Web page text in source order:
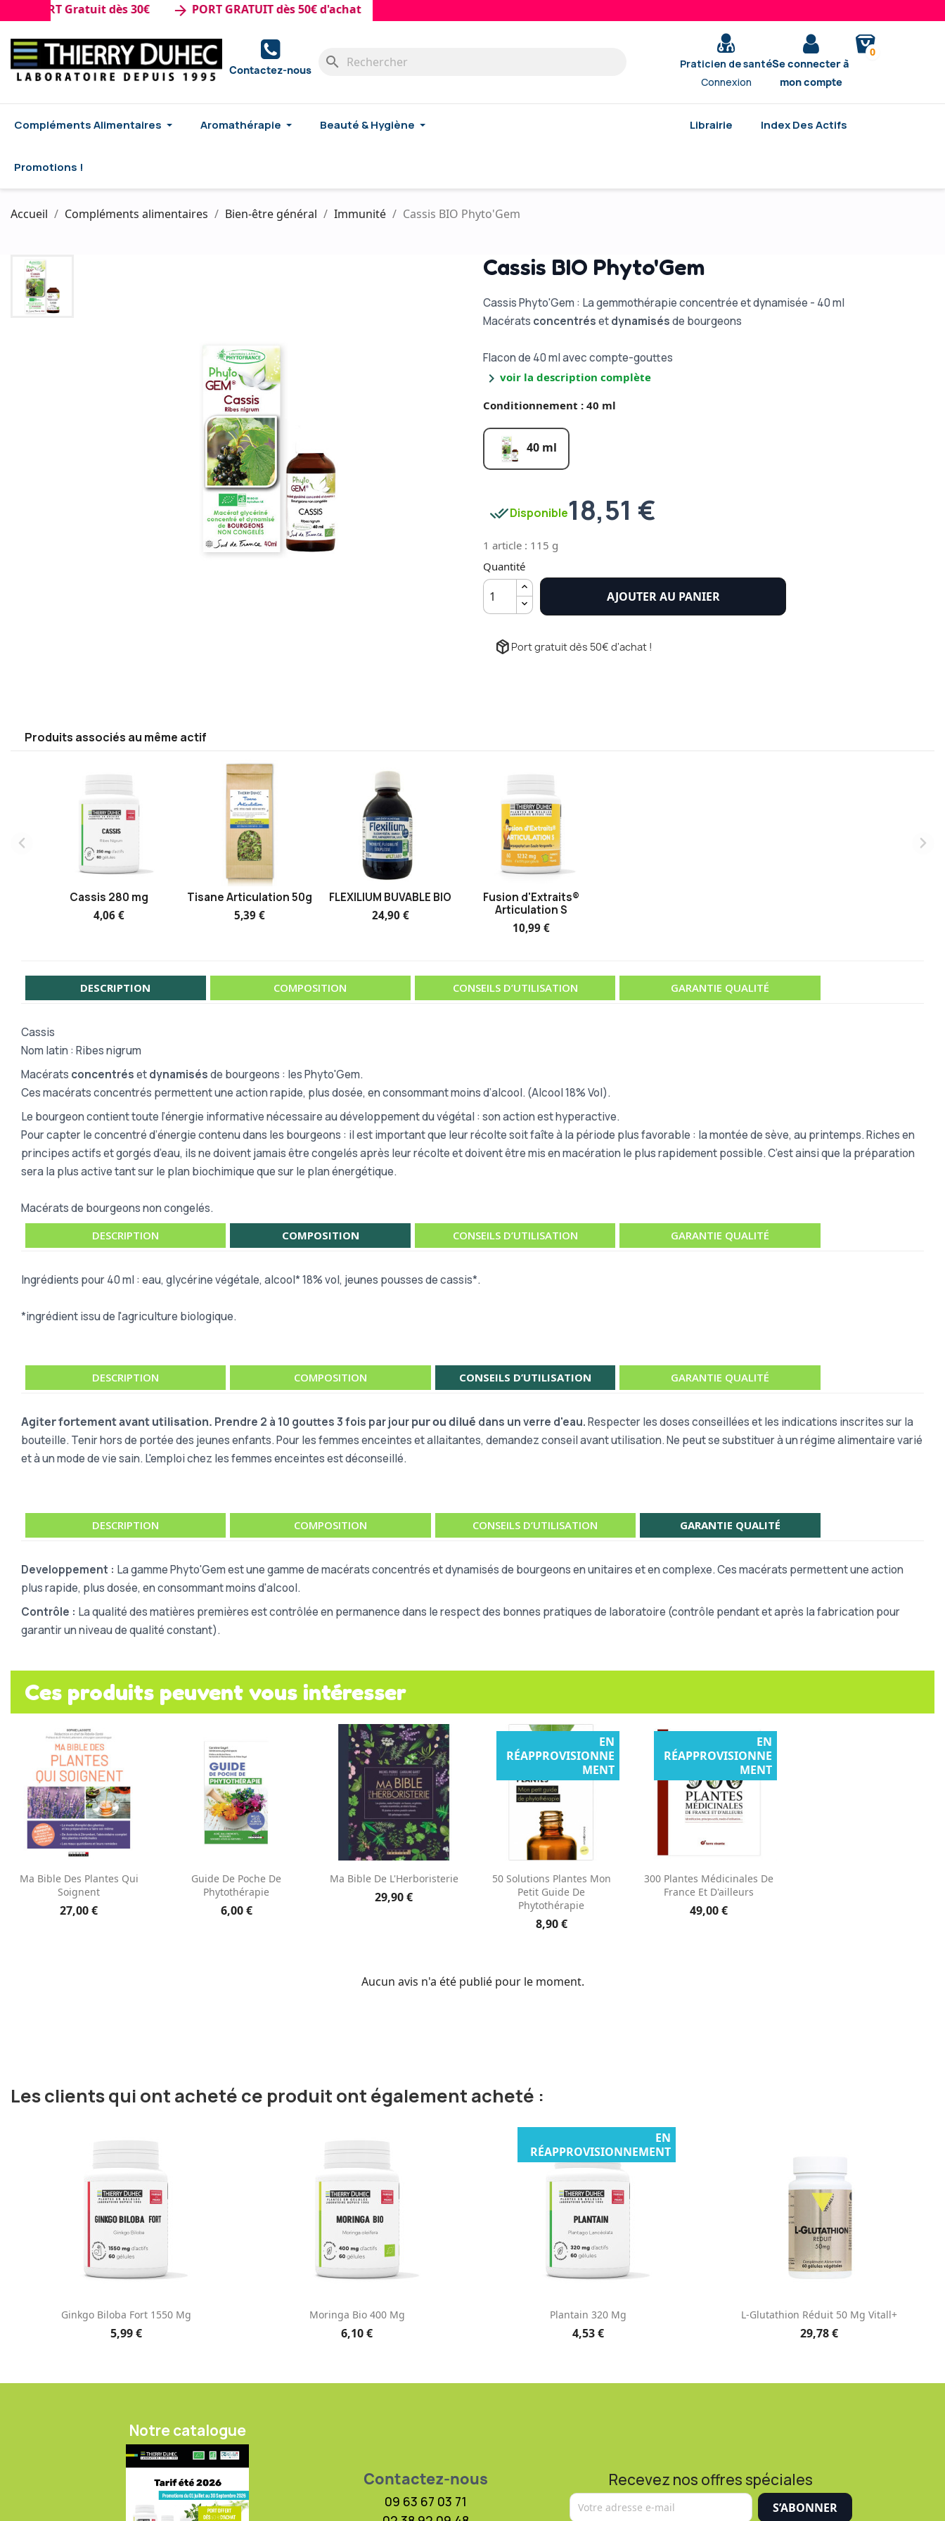
Gratuit dès 30€ arrow_forward PORT GRATUIT dès 50€ d'achat
Contactez-nous search
Praticien de santé
Connexion
Se connecter à
mon compte
0
Compléments Alimentaires Aromathérapie Beauté & Hygiène Librairie Index Des Actifs
Promotions !
Accueil Compléments alimentaires Bien-être général Immunité Cassis BIO Phyto'Gem
Cassis BIO Phyto'Gem
Cassis Phyto'Gem : La gemmothérapie concentrée et dynamisée - 40 ml
Macérats concentrésetdynamisésde bourgeons
Flacon de 40 ml avec compte-gouttes
chevron_right voir la description complète
Conditionnement : 40 ml
40 ml
done_allDisponible18,51 €
1 article : 115 g
Quantité
AJOUTER AU PANIER
package_2 Port gratuit dès 50€ d'achat !
Produits associés au même actif
Cassis 280 mg
4,06 €
Tisane Articulation 50g
5,39 €
FLEXILIUM BUVABLE BIO
24,90 €
Fusion d'Extraits®
Articulation S
10,99 €
DESCRIPTION COMPOSITION CONSEILS D’UTILISATION GARANTIE QUALITÉ
Cassis
Nom latin : Ribes nigrum
Macérats concentrésetdynamisésde bourgeons : les Phyto'Gem.
Ces macérats concentrés permettent une action rapide, plus dosée, en consommant moins d’alcool. (Alcool 18% Vol).
Le bourgeon contient toute l’énergie informative nécessaire au développement du végétal : son action est hyperactive.
Pour capter le concentré d’énergie contenu dans les bourgeons : il est important que leur récolte soit faîte à la période plus favorable : la montée de sève, au printemps. Riches en
principes actifs et gorgés d’eau, ils ne doivent jamais être congelés après leur récolte et doivent être mis en macération le plus rapidement possible. C’est ainsi que la préparation
sera la plus active tant sur le plan biochimique que sur le plan énergétique.
Macérats de bourgeons non congelés.
DESCRIPTION COMPOSITION CONSEILS D’UTILISATION GARANTIE QUALITÉ
Ingrédients pour 40 ml : eau, glycérine végétale, alcool* 18% vol, jeunes pousses de cassis*.
*ingrédient issu de l'agriculture biologique.
DESCRIPTION COMPOSITION CONSEILS D’UTILISATION GARANTIE QUALITÉ
Agiter fortement avant utilisation. Prendre 2 à 10 gouttes 3 fois par jourpur ou dilué dans un verre d'eau.Respecter les doses conseillées et les indications inscrites sur la
bouteille. Tenir hors de portée des jeunes enfants. Pour les femmes enceintes et allaitantes, demandez conseil avant utilisation. Ne peut se substituer à un régime alimentaire varié
et à un mode de vie sain. L'emploi chez les femmes enceintes est déconseillé.
DESCRIPTION COMPOSITION CONSEILS D’UTILISATION GARANTIE QUALITÉ
Developpement : La gamme Phyto'Gem est une gamme de macérats concentrés et dynamisés de bourgeons en unitaires et en complexe. Ces macérats permettent une action
plus rapide, plus dosée, en consommant moins d'alcool.
Contrôle : La qualité des matières premières est contrôlée en permanence dans le respect des bonnes pratiques de laboratoire (contrôle pendant et après la fabrication pour
garantir un niveau de qualité constant).
Ces produits peuvent vous intéresser
Aperçu rapide
Ma Bible Des Plantes Qui
Soignent
27,00 €
Aperçu rapide
Guide De Poche De
Phytothérapie
6,00 €
Aperçu rapide
Ma Bible De L'Herboristerie
29,90 €
Aperçu rapide
50 Solutions Plantes Mon
Petit Guide De
Phytothérapie
8,90 €
EN
RÉAPPROVISIONNE
MENT
Aperçu rapide
300 Plantes Médicinales De
France Et D'ailleurs
49,00 €
EN
RÉAPPROVISIONNE
MENT
Aucun avis n'a été publié pour le moment.
Les clients qui ont acheté ce produit ont également acheté :
 Aperçu rapide
Ginkgo Biloba Fort 1550 Mg
5,99 €
Aperçu rapide
Moringa Bio 400 Mg
6,10 €
Aperçu rapide
Plantain 320 Mg
4,53 €
EN
RÉAPPROVISIONNEMENT
Aperçu rapide
L-Glutathion Réduit 50 Mg Vitall+
29,78 €
Notre catalogue
Contactez-nous
09 63 67 03 71
Recevez nos offres spéciales